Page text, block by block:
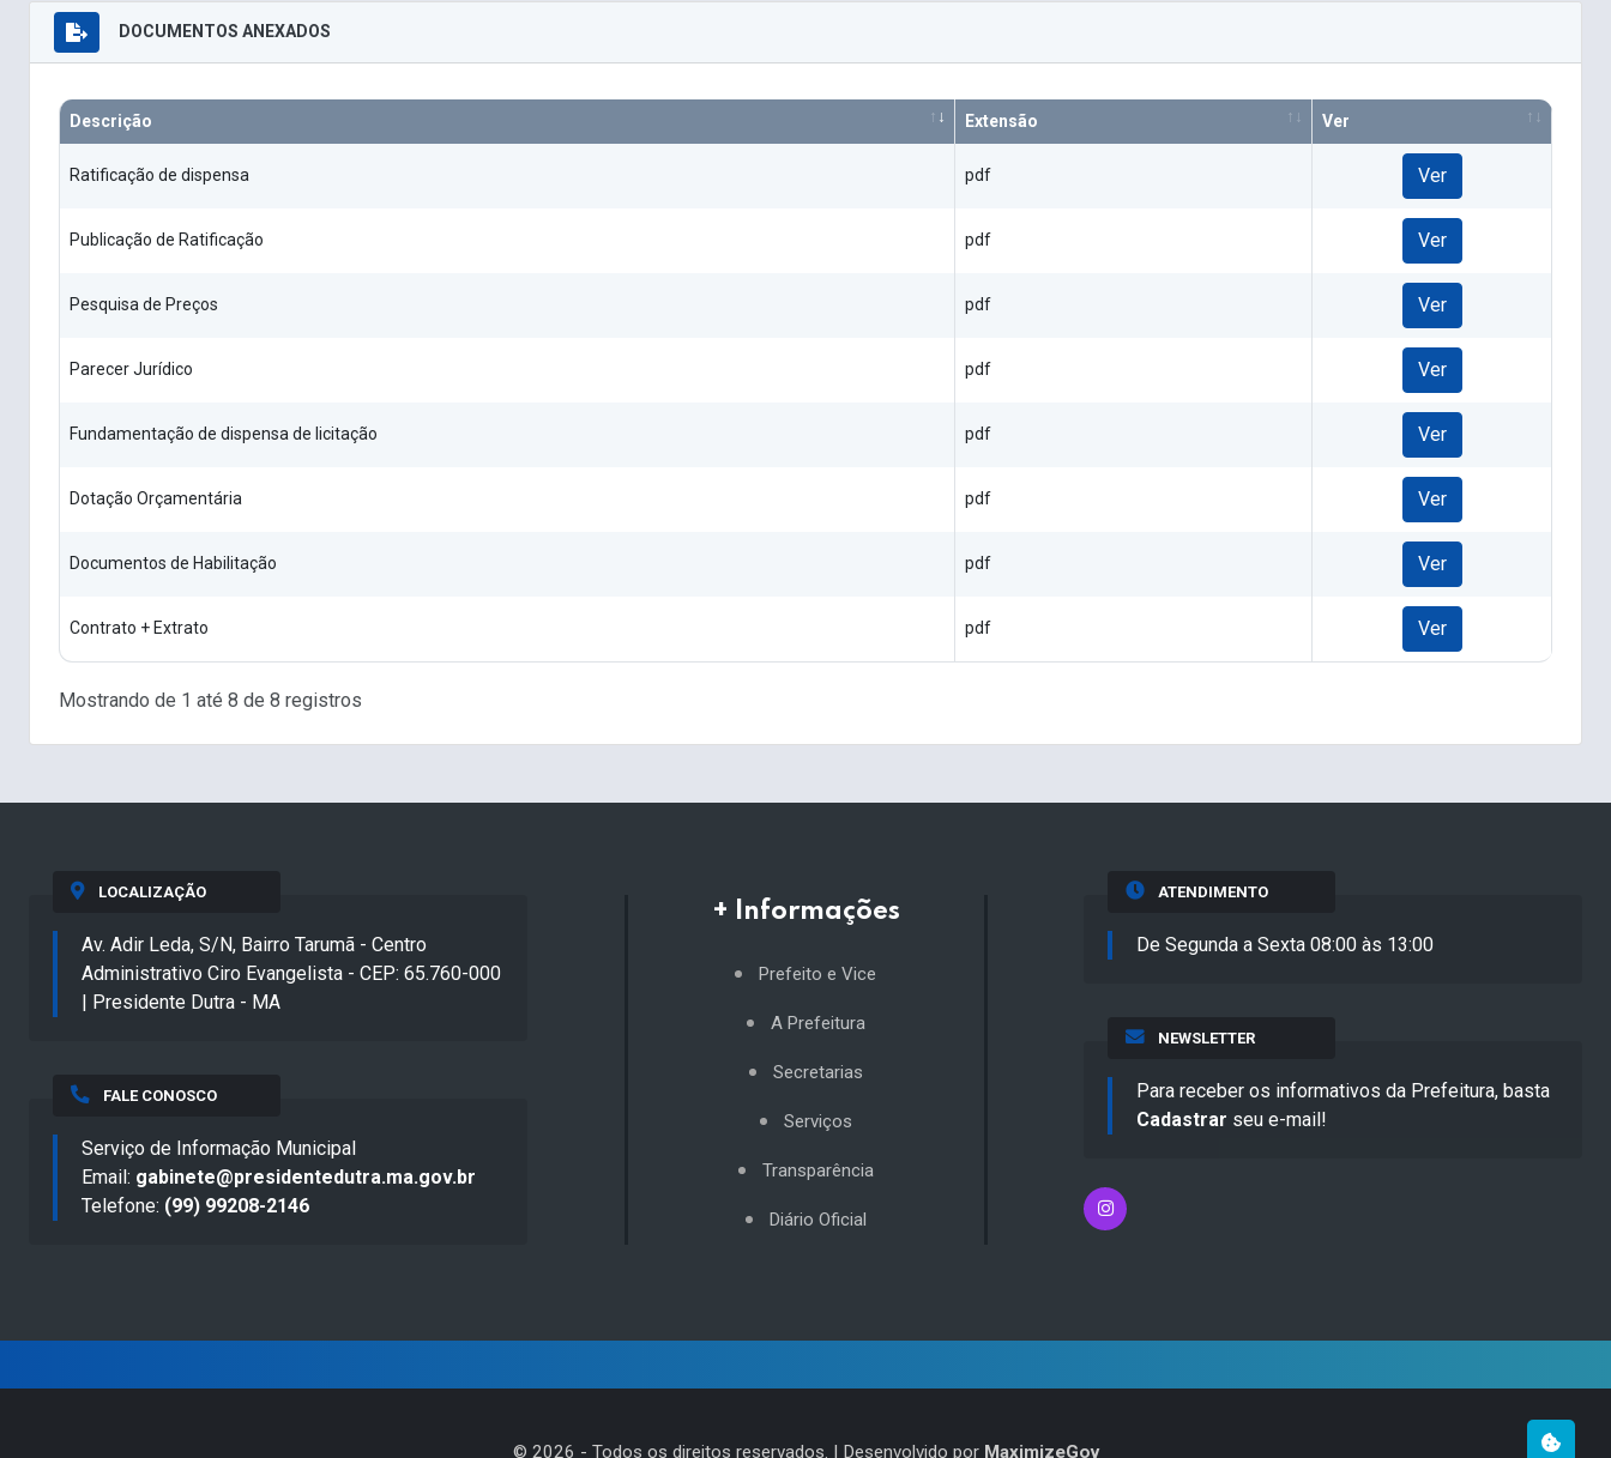
DOCUMENTOS ANEXADOS
Descrição Extensão Ver
Ratificação de dispensa pdf Ver
Publicação de Ratificação pdf Ver
Pesquisa de Preços pdf Ver
Parecer Jurídico pdf Ver
Fundamentação de dispensa de licitação pdf Ver
Dotação Orçamentária pdf Ver
Documentos de Habilitação pdf Ver
Contrato + Extrato pdf Ver
Mostrando de 1 até 8 de 8 registros
LOCALIZAÇÃO
Av. Adir Leda, S/N, Bairro Tarumã - Centro
Administrativo Ciro Evangelista - CEP: 65.760-000
| Presidente Dutra - MA
FALE CONOSCO
Serviço de Informação Municipal
Email: gabinete@presidentedutra.ma.gov.br
Telefone: (99) 99208-2146
+ Informações
Prefeito e Vice
A Prefeitura
Secretarias
Serviços
Transparência
Diário Oficial
ATENDIMENTO
De Segunda a Sexta 08:00 às 13:00
NEWSLETTER
Para receber os informativos da Prefeitura, basta
Cadastrar seu e-mail!
© 2026 - Todos os direitos reservados. | Desenvolvido por MaximizeGov